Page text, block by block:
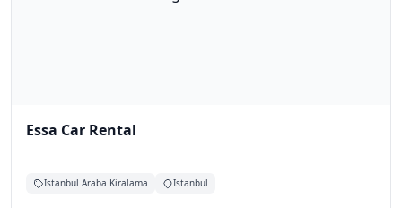
Essa Car Rental
İstanbul Araba Kiralama İstanbul